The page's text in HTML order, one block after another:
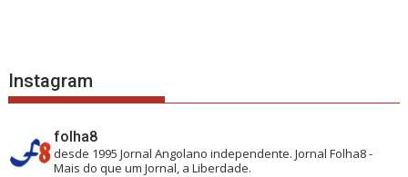
Instagram
folha8
desde 1995 Jornal Angolano independente.Jornal Folha8 -
Mais do que um Jornal, a Liberdade.